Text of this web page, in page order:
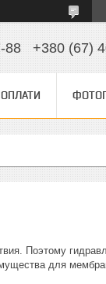
88 +380 (67)
Поэтому
для